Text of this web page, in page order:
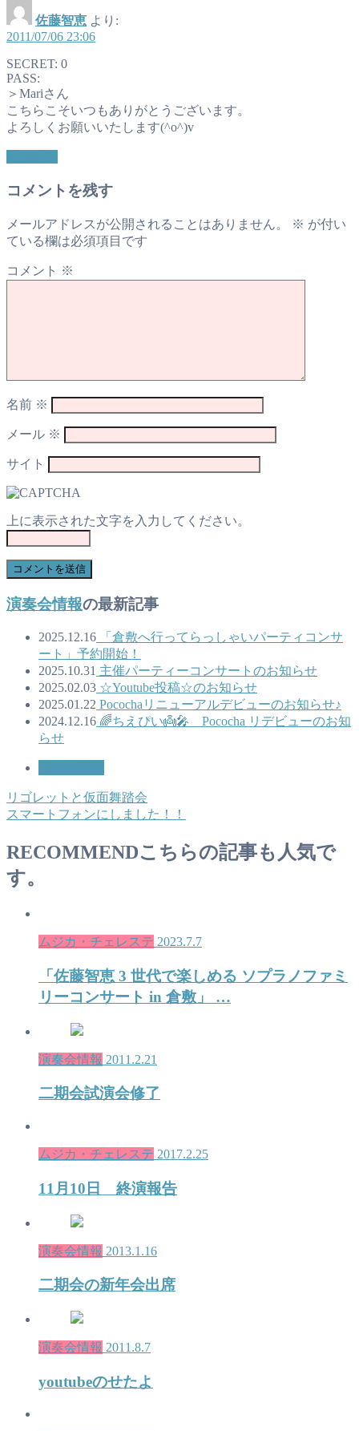
佐藤智恵 より:
2011/07/06 23:06
SECRET: 0
PASS:
＞Mariさん
こちらこそいつもありがとうございます。
よろしくお願いいたします(^o^)v
コメントを残す
メールアドレスが公開されることはありません。 ※ が付い
ている欄は必須項目です
コメント ※
名前 ※
メール ※
サイト
上に表示された文字を入力してください。
演奏会情報の最新記事
2025.12.16 「倉敷へ行ってらっしゃいパーティコンサ
ート」予約開始！
2025.10.31 主催パーティーコンサートのお知らせ
2025.02.03 ☆Youtube投稿☆のお知らせ
2025.01.22 Pocochaリニューアルデビューのお知らせ♪
2024.12.16 🌈ちえぴい👼🎤 Pococha リデビューのお知
らせ
リゴレットと仮面舞踏会
スマートフォンにしました！！
RECOMMENDこちらの記事も人気で
す。
ムジカ・チェレステ 2023.7.7
「佐藤智恵 3 世代で楽しめる ソプラノファミ
リーコンサート in 倉敷」 …
演奏会情報 2011.2.21
二期会試演会修了
ムジカ・チェレステ 2017.2.25
11月10日 終演報告
演奏会情報 2013.1.16
二期会の新年会出席
演奏会情報 2011.8.7
youtubeのせたよ